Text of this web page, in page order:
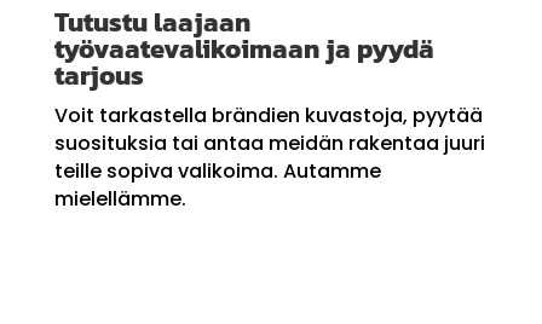
Tutustu laajaan
työvaatevalikoimaan ja pyydä
tarjous
Voit tarkastella brändien kuvastoja, pyytää
suosituksia tai antaa meidän rakentaa juuri
teille sopiva valikoima. Autamme
mielellämme.